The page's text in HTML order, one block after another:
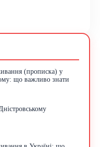
(прописка) у
що важливо знати